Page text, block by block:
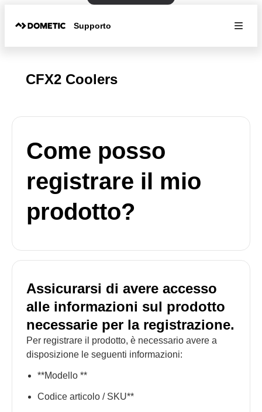
Supporto
CFX2 Coolers
Come posso
registrare il mio
prodotto?
Assicurarsi di avere accesso
alle informazioni sul prodotto
necessarie per la registrazione.
Per registrare il prodotto, è necessario avere a
disposizione le seguenti informazioni:
**Modello **
Codice articolo / SKU**